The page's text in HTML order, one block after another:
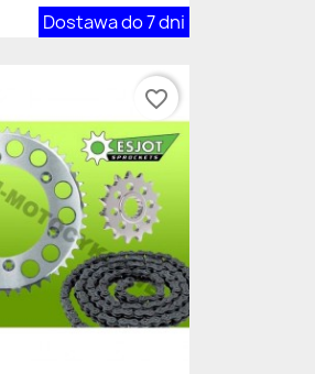
Dostawa do 7 dni
favorite_border